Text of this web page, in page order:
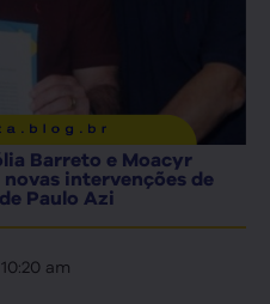
Barreto e Moacyr
novas intervenções de
Paulo Azi
10:20 am